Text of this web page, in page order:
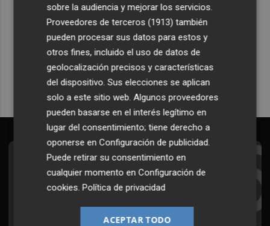
Recibe toda la actualidad de
Plaza Podcast en tu correo
Quiero suscribirme
Suscríbete al Boletín
Todos los días a primera hora en tu email
sobre la audiencia y mejorar los servicios.
Proveedores de terceros (1913) también
pueden procesar sus datos para estos y
otros fines, incluido el uso de datos de
geolocalización precisos y características
del dispositivo. Sus elecciones se aplican
solo a este sitio web. Algunos proveedores
pueden basarse en el interés legítimo en
lugar del consentimiento; tiene derecho a
oponerse enConfiguración de publicidad.
Puede retirar su consentimiento en
cualquier momento enConfiguración de
cookies.Política de privacidad
ACEPTAR TODO